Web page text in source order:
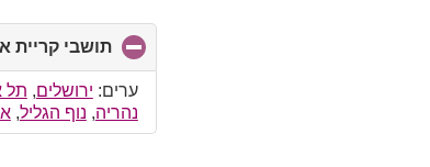
תושבי קריית
ערים: ירושלים, תל
נהריה, נוף הגליל,